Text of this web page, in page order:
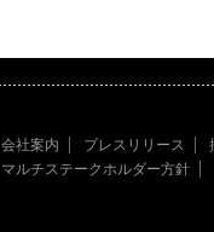
会社案内 プレスリリース
マルチステークホルダー方針